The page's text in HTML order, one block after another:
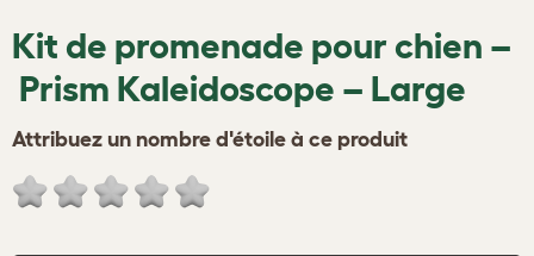
Kit de promenade pour chien –
Prism Kaleidoscope – Large
Attribuez un nombre d'étoile à ce produit